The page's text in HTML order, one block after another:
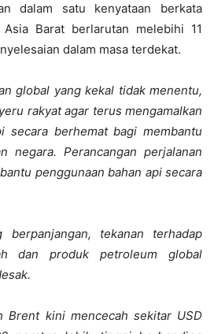
dalam satu kenyataan berkata
Barat berlarutan melebihi 11
dalam masa terdekat.
global yang kekal tidak menentu,
rakyat agar terus mengamalkan
secara berhemat bagi membantu
negara. Perancangan perjalanan
penggunaan bahan api secara
berpanjangan, tekanan terhadap
dan produk petroleum global
Brent kini mencecah sekitar USD